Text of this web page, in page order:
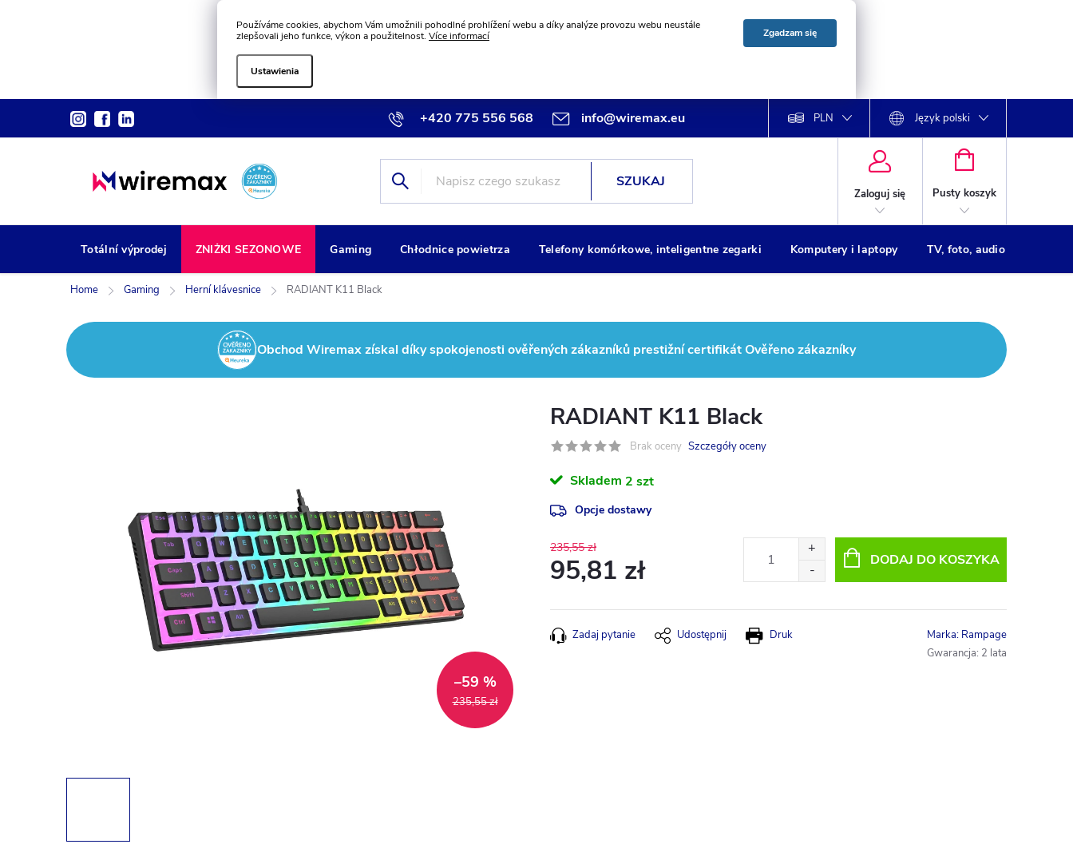
Používáme cookies, abychom Vám umožnili pohodlné prohlížení webu a díky analýze provozu webu neustále
zlepšovali jeho funkce, výkon a použitelnost. Více informací
Ustawienia
Zgadzam się
+420 775 556 568 info@wiremax.eu PLN Język polski
SZUKAJ
Zaloguj się
KOSZYK
Pusty koszyk
Totální výprodej ZNIŻKI SEZONOWE Gaming Chłodnice powietrza Telefony komórkowe, inteligentne zegarki Komputery i laptopy TV, foto, audio
Home Gaming Herní klávesnice RADIANT K11 Black
Obchod Wiremax získal díky spokojenosti ověřených zákazníků prestižní certifikát Ověřeno zákazníky
235,55 zł
–59 %
RADIANT K11 Black
Brak oceny Szczegóły oceny
Skladem 2 szt
Opcje dostawy
235,55 zł
95,81 zł
jednostkowa:
DODAJ DO KOSZYKA
Druk
Zadaj pytanie Udostępnij Marka: Rampage
Gwarancja: 2 lata